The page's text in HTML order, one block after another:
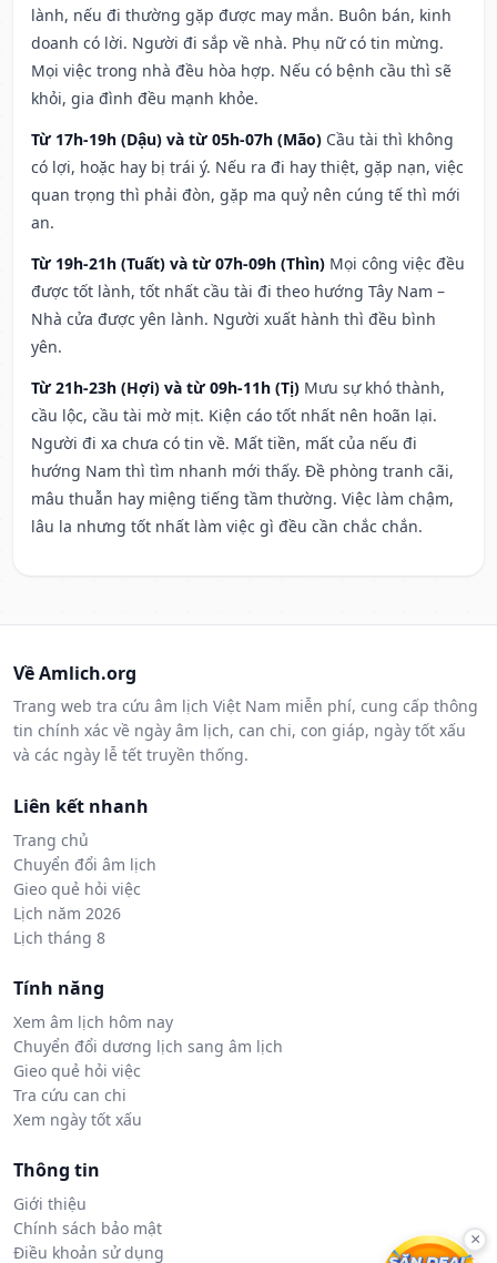
lành, nếu đi thường gặp được may mắn. Buôn bán, kinh
doanh có lời. Người đi sắp về nhà. Phụ nữ có tin mừng.
Mọi việc trong nhà đều hòa hợp. Nếu có bệnh cầu thì sẽ
khỏi, gia đình đều mạnh khỏe.
Từ 17h-19h (Dậu) và từ 05h-07h (Mão) Cầu tài thì không
có lợi, hoặc hay bị trái ý. Nếu ra đi hay thiệt, gặp nạn, việc
quan trọng thì phải đòn, gặp ma quỷ nên cúng tế thì mới
an.
Từ 19h-21h (Tuất) và từ 07h-09h (Thìn) Mọi công việc đều
được tốt lành, tốt nhất cầu tài đi theo hướng Tây Nam –
Nhà cửa được yên lành. Người xuất hành thì đều bình
yên.
Từ 21h-23h (Hợi) và từ 09h-11h (Tị) Mưu sự khó thành,
cầu lộc, cầu tài mờ mịt. Kiện cáo tốt nhất nên hoãn lại.
Người đi xa chưa có tin về. Mất tiền, mất của nếu đi
hướng Nam thì tìm nhanh mới thấy. Đề phòng tranh cãi,
mâu thuẫn hay miệng tiếng tầm thường. Việc làm chậm,
lâu la nhưng tốt nhất làm việc gì đều cần chắc chắn.
Về Amlich.org
Trang web tra cứu âm lịch Việt Nam miễn phí, cung cấp thông
tin chính xác về ngày âm lịch, can chi, con giáp, ngày tốt xấu
và các ngày lễ tết truyền thống.
Liên kết nhanh
Trang chủ
Chuyển đổi âm lịch
Gieo quẻ hỏi việc
Lịch năm 2026
Lịch tháng 8
Tính năng
Xem âm lịch hôm nay
Chuyển đổi dương lịch sang âm lịch
Gieo quẻ hỏi việc
Tra cứu can chi
Xem ngày tốt xấu
Thông tin
Giới thiệu
Chính sách bảo mật
Điều khoản sử dụng
×